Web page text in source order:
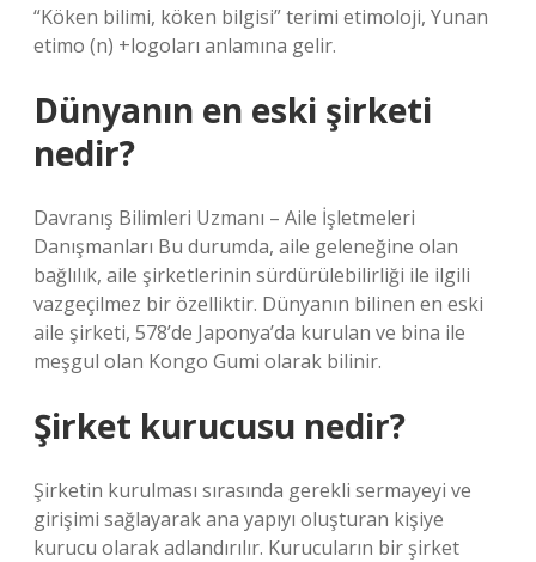
“Köken bilimi, köken bilgisi” terimi etimoloji, Yunan
etimo (n) +logoları anlamına gelir.
Dünyanın en eski şirketi
nedir?
Davranış Bilimleri Uzmanı – Aile İşletmeleri
Danışmanları Bu durumda, aile geleneğine olan
bağlılık, aile şirketlerinin sürdürülebilirliği ile ilgili
vazgeçilmez bir özelliktir. Dünyanın bilinen en eski
aile şirketi, 578’de Japonya’da kurulan ve bina ile
meşgul olan Kongo Gumi olarak bilinir.
Şirket kurucusu nedir?
Şirketin kurulması sırasında gerekli sermayeyi ve
girişimi sağlayarak ana yapıyı oluşturan kişiye
kurucu olarak adlandırılır. Kurucuların bir şirket